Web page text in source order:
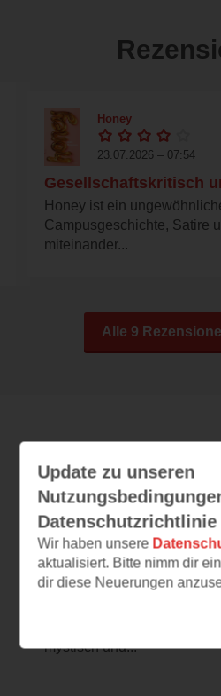
Honey
23.07.2026 – 07:54
Gesellschaftskritisch
Honey ist ein
Campusgeschichte, Satire
miteinander...
Alle 9
Be a Light in the Dark
04.08.2026 – 11:13
Mal etwas Neues!
Da ich ein riesen Anime
das Cover natürlich direkt
mystisch und...
Update zu unseren
Datenschutzrichtlinie
Wir haben unsere
aktualisiert. Bitte nimm dir
dir diese Neuerungen